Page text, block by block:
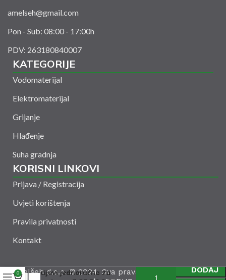
amelseh@gmail.com
Pon - Sub: 08:00 - 17:00h
PDV: 263180840007
KATEGORIJE
Vodomaterijal
Elektromaterijal
Grijanje
Hlađenje
Suha gradnja
KORISNI LINKOVI
Prijava / Registracija
Uvjeti korištenja
Pravila privatnosti
Kontakt
Amelšeh d.o.o. © 2024. Sva prava zadržana. Powered
cijevi jednoručna za
DODAJ
0